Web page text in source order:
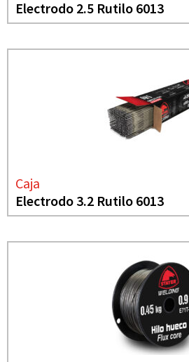
Electrodo 2.5 Rutilo 6013
Caja
Electrodo 3.2 Rutilo 6013